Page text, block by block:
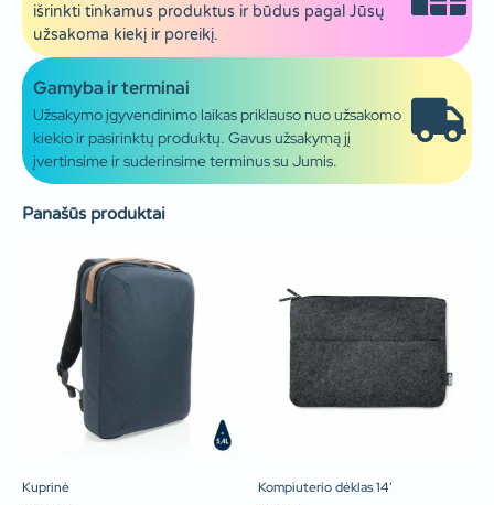
išrinkti tinkamus produktus ir būdus pagal Jūsų
užsakoma kiekį ir poreikį.
Gamyba ir terminai
Užsakymo įgyvendinimo laikas priklauso nuo užsakomo
kiekio ir pasirinktų produktų. Gavus užsakymą jį
įvertinsime ir suderinsime terminus su Jumis.
Panašūs produktai
Kuprinė Kompiuterio dėklas 14′